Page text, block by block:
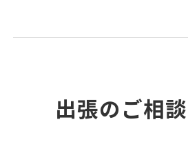
出張のご相